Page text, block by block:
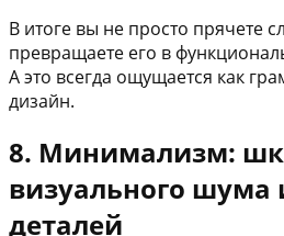
В итоге вы не просто прячете
превращаете его в
А это всегда ощущается как
дизайн.
8. Минимализм:
визуального
деталей